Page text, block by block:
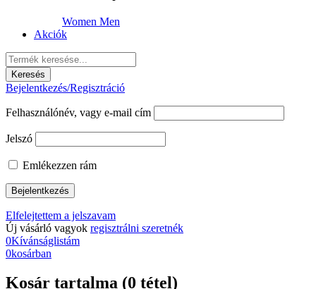
Women Men
Akciók
Bejelentkezés/Regisztráció
Felhasználónév, vagy e-mail cím
Jelszó
Emlékezzen rám
Elfelejtettem a jelszavam
Új vásárló vagyok regisztrálni szeretnék
0Kívánságlistám
0kosárban
Kosár tartalma (0 tétel)